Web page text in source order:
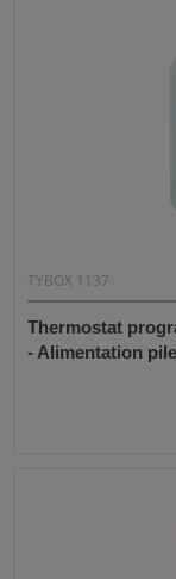
TYBOX 1137
Thermostat
- Alimentation